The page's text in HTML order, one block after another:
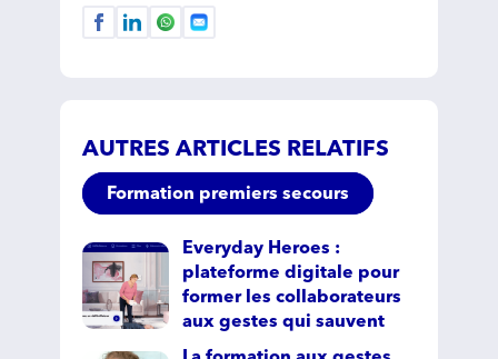
AUTRES ARTICLES RELATIFS
Formation premiers secours
Everyday Heroes :
plateforme digitale pour
former les collaborateurs
aux gestes qui sauvent